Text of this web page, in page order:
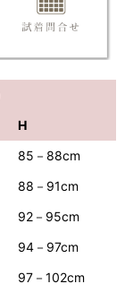
H
85－88cm
88－91cm
92－95cm
94－97cm
97－102cm